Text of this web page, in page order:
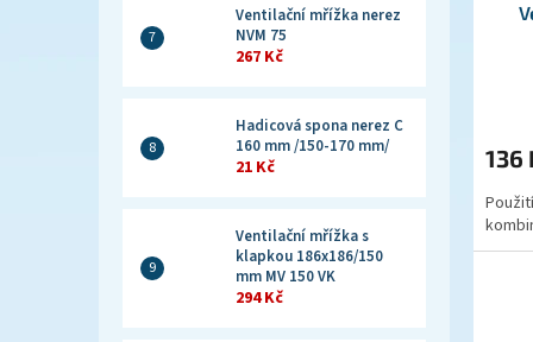
Ventilační mřížka nerez
NVM 75
267 Kč
Hadicová spona nerez C
160 mm /150-170 mm/
21 Kč
Ventilační mřížka s
klapkou 186x186/150
mm MV 150 VK
294 Kč
136